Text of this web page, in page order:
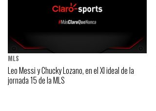
MLS
Leo Messi y Chucky Lozano, en el XI ideal de la
jornada 15 de la MLS